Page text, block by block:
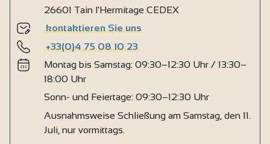
26601 Tain l'Hermitage CEDEX
kontaktieren Sie uns
+33(0)4 75 08 10 23
Montag bis Samstag: 09:30–12:30 Uhr / 13:30–
18:00 Uhr
Sonn- und Feiertage: 09:30–12:30 Uhr
Ausnahmsweise Schließung am Samstag, den 11.
Juli, nur vormittags.